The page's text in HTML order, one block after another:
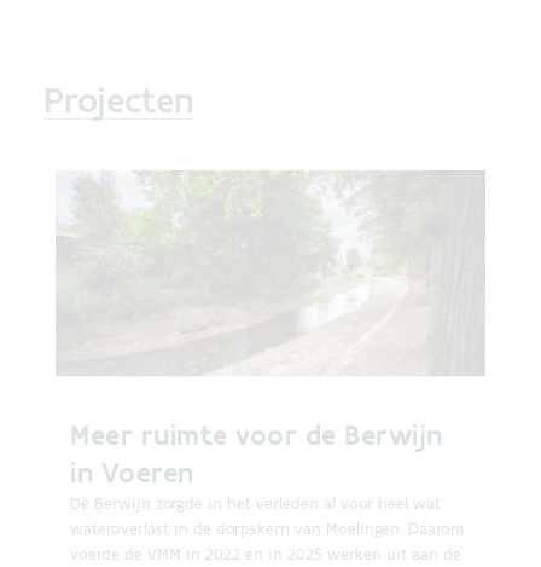
Projecten
Meer ruimte voor de Berwijn
in Voeren
De Berwijn zorgde in het verleden al voor heel wat
wateroverlast in de dorpskern van Moelingen. Daarom
voerde de VMM in 2022 en in 2025 werken uit aan de